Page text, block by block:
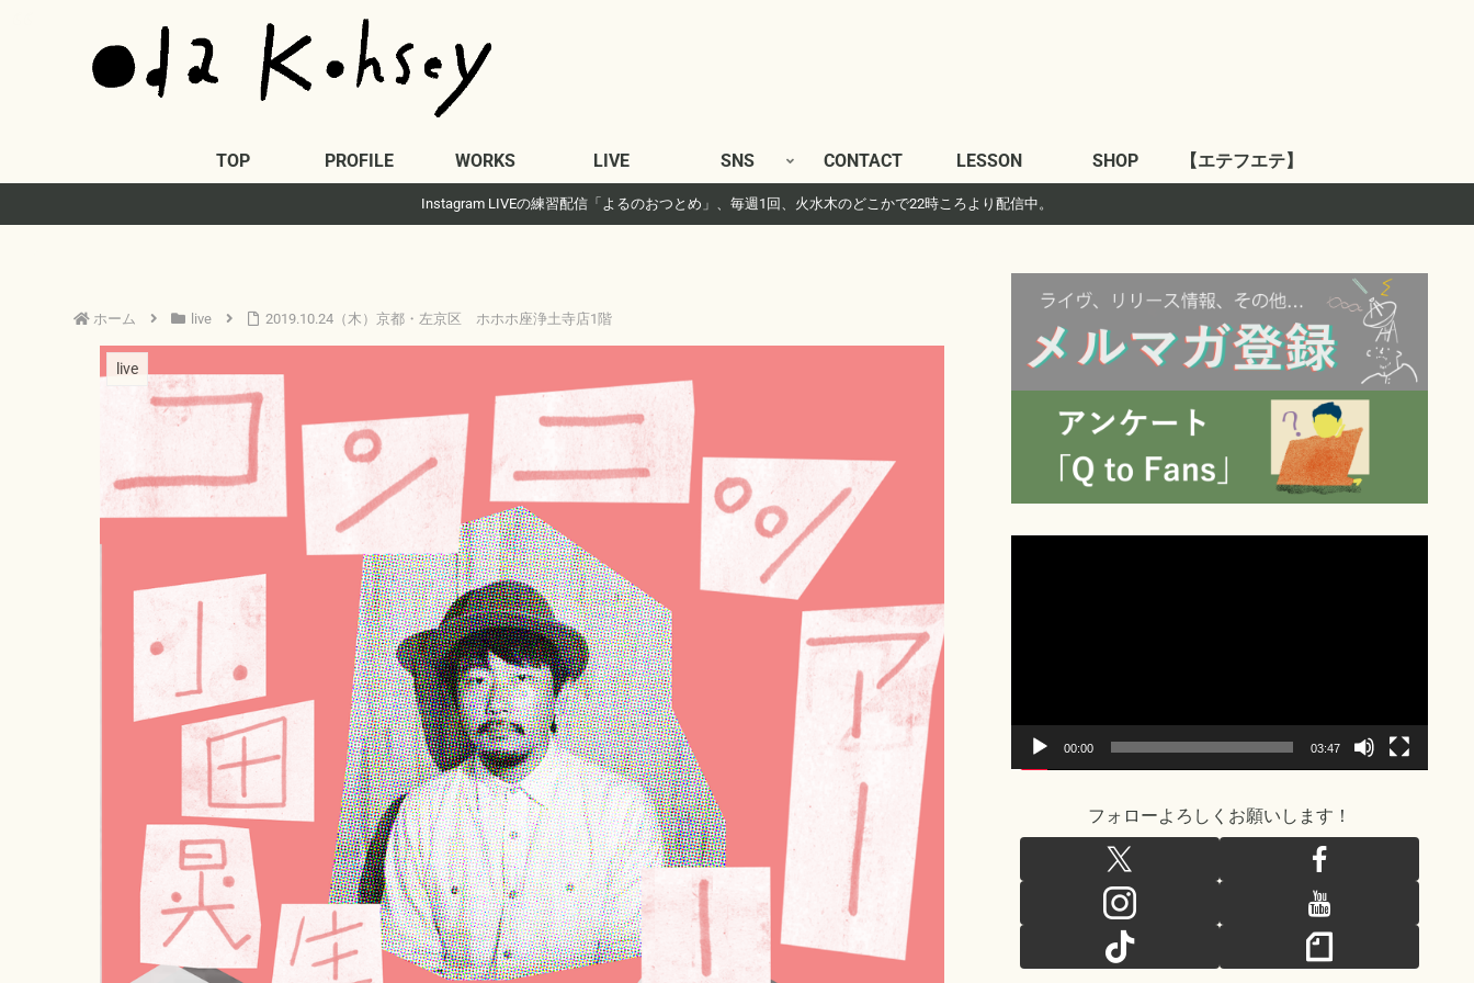
TOP PROFILE WORKS LIVE SNS CONTACT LESSON SHOP 【エテフエテ】
Instagram LIVEの練習配信「よるのおつとめ」、毎週1回、火水木のどこかで22時ころより配信中。
ホーム live 2019.10.24（木）京都・左京区 ホホホ座浄土寺店1階
live
00:00 03:47
フォローよろしくお願いします！